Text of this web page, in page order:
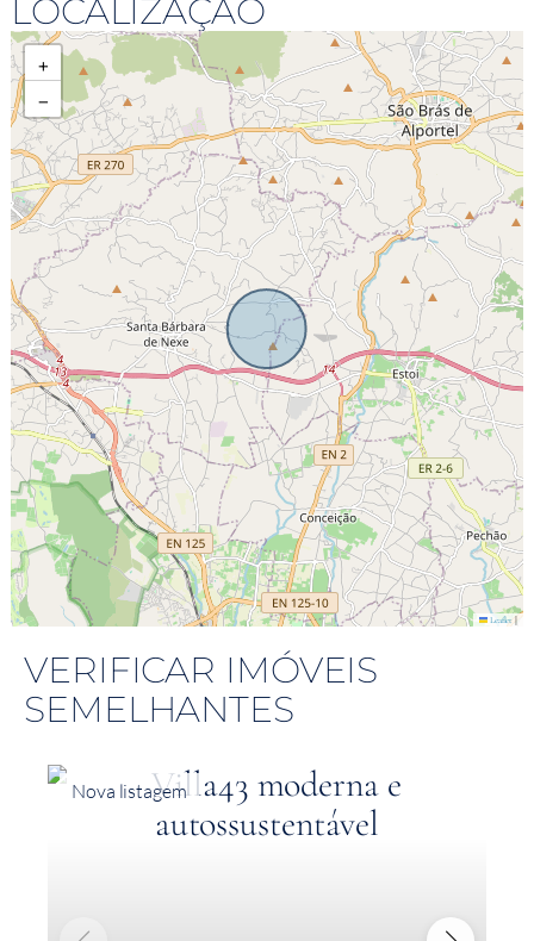
LOCALIZAÇÃO
+
−
Leaflet |
VERIFICAR IMÓVEIS
SEMELHANTES
Nova listagem